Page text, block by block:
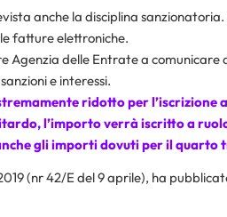
anche la disciplina
fatture elettroniche.
Agenzia delle Entrate a comunicare
e interessi.
ridotto per l’iscrizione
l’importo verrà iscritto a
gli importi dovuti per il quarto
(nr 42/E del 9 aprile), ha